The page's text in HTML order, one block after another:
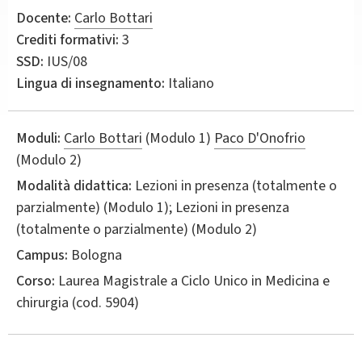
Docente: Carlo Bottari
Crediti formativi: 3
SSD: IUS/08
Lingua di insegnamento: Italiano
Moduli: Carlo Bottari (Modulo 1) Paco D'Onofrio
(Modulo 2)
Modalità didattica: Lezioni in presenza (totalmente o
parzialmente) (Modulo 1); Lezioni in presenza
(totalmente o parzialmente) (Modulo 2)
Campus: Bologna
Corso: Laurea Magistrale a Ciclo Unico in Medicina e
chirurgia (cod. 5904)